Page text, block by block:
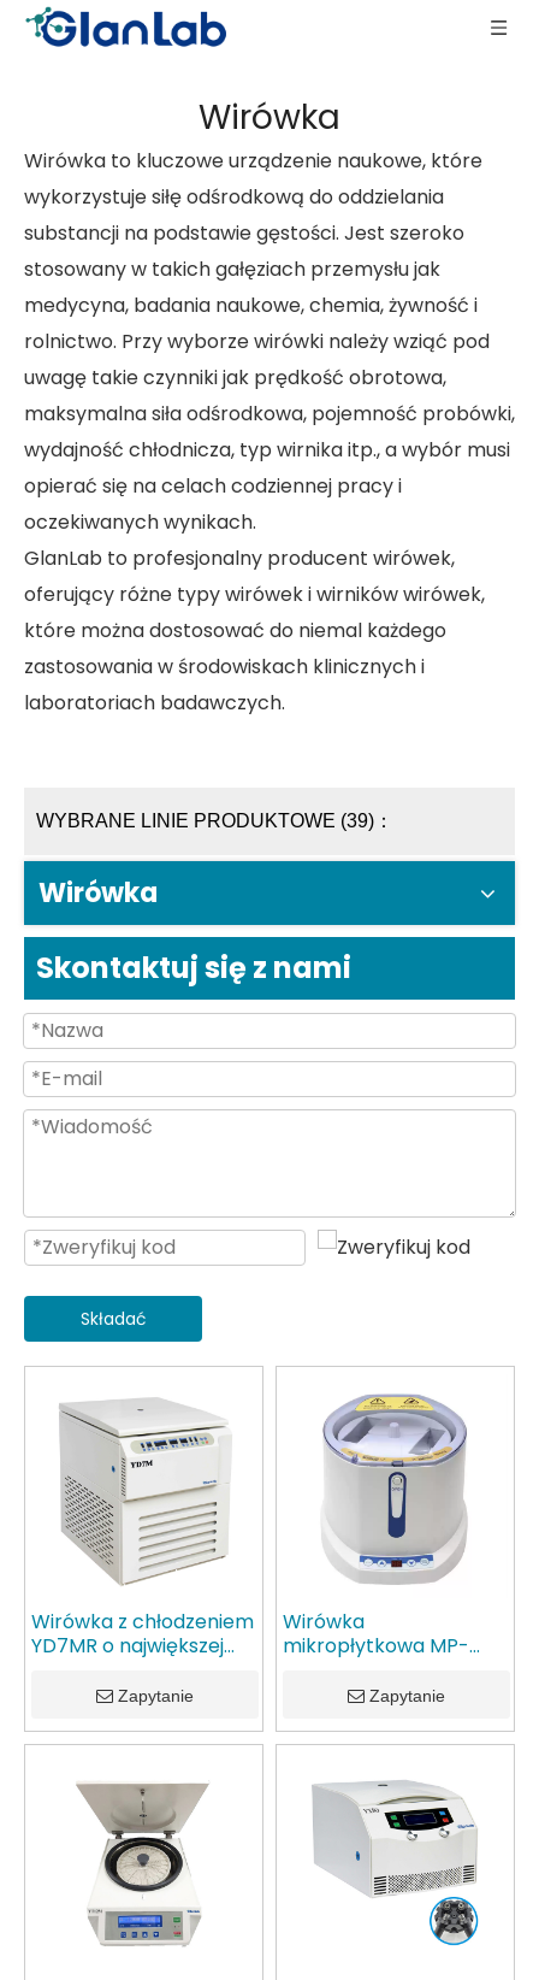
Wirówka
Wirówka to kluczowe urządzenie naukowe, które
wykorzystuje siłę odśrodkową do oddzielania
substancji na podstawie gęstości. Jest szeroko
stosowany w takich gałęziach przemysłu jak
medycyna, badania naukowe, chemia, żywność i
rolnictwo. Przy wyborze wirówki należy wziąć pod
uwagę takie czynniki jak prędkość obrotowa,
maksymalna siła odśrodkowa, pojemność probówki,
wydajność chłodnicza, typ wirnika itp., a wybór musi
opierać się na celach codziennej pracy i
oczekiwanych wynikach.
GlanLab to profesjonalny producent wirówek,
oferujący różne typy wirówek i wirników wirówek,
które można dostosować do niemal każdego
zastosowania w środowiskach klinicznych i
laboratoriach badawczych.
WYBRANE LINIE PRODUKTOWE (39)：
Wirówka
Skontaktuj się z nami
Składać
Wirówka z chłodzeniem
YD7MR o największej
CE. Worki na krew. Bank
Zapytanie
Wirówka
mikropłytkowa MP-
Zapytanie